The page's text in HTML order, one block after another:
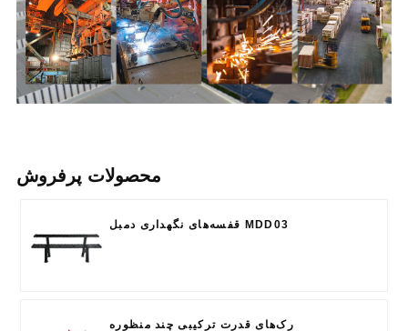
محصولات پرفروش
قفسه‌های نگهداری دمبل MDD03
رک‌های قدرت ترکیبی چند منظوره